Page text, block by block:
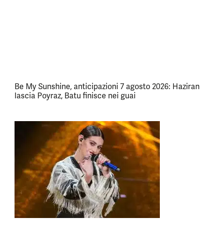
Be My Sunshine, anticipazioni 7 agosto 2026: Haziran
lascia Poyraz, Batu finisce nei guai